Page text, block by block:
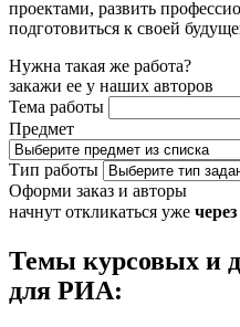
проектами, развить
подготовиться к своей
Нужна такая же работа?
закажи ее у наших авторов
Тема работы
Предмет
Тип работы
Оформи заказ и авторы
начнут откликаться уже
Темы курсовых и
для РИА: